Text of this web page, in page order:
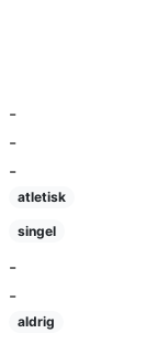
-
-
-
atletisk
singel
-
-
aldrig